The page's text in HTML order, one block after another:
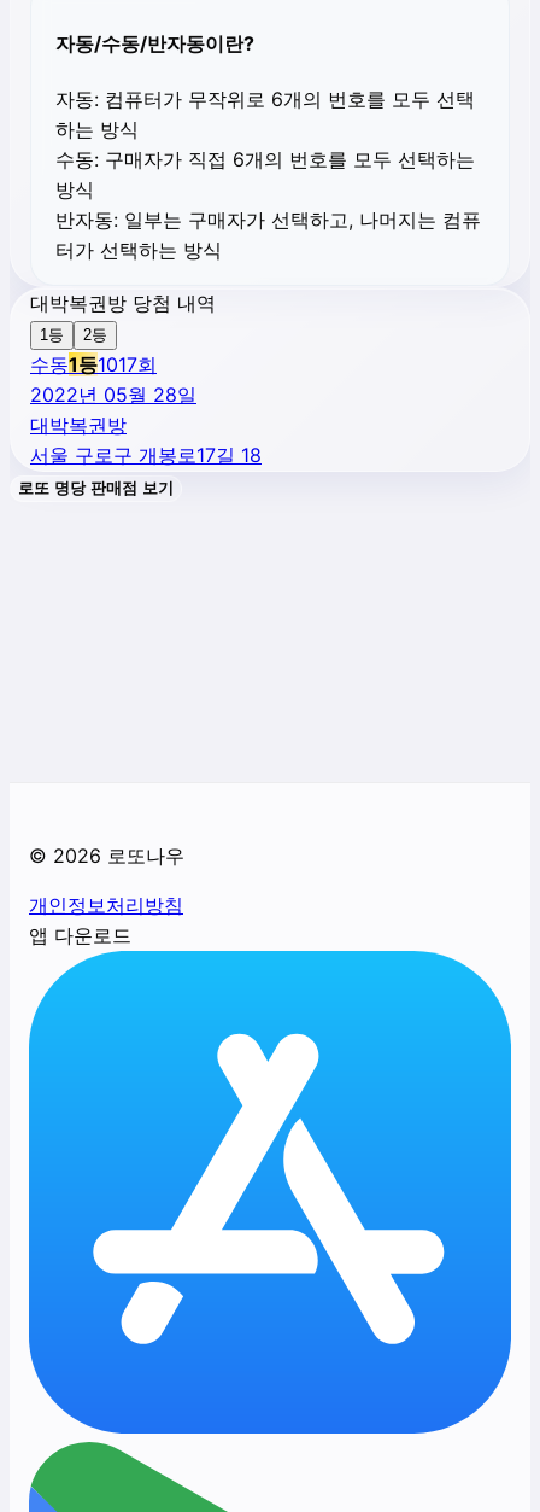
자동/수동/반자동이란?
자동: 컴퓨터가 무작위로 6개의 번호를 모두 선택
하는 방식
수동: 구매자가 직접 6개의 번호를 모두 선택하는
방식
반자동: 일부는 구매자가 선택하고, 나머지는 컴퓨
터가 선택하는 방식
대박복권방 당첨 내역
1등 2등
수동1등1017회
2022년 05월 28일
대박복권방
서울 구로구 개봉로17길 18
로또 명당 판매점 보기
© 2026 로또나우
개인정보처리방침
앱 다운로드